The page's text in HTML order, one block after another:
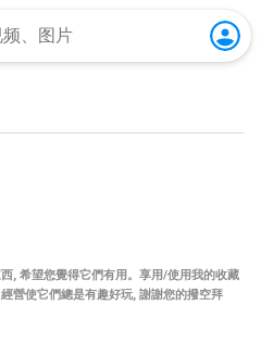
, 希望您覺得它們有用。享用/使用我的收藏
營使它們總是有趣好玩, 謝謝您的撥空拜